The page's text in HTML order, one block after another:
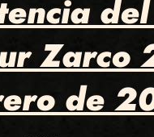
Zarco
de